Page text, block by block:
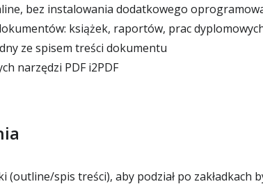
bez instalowania dodatkowego
książek, raportów, prac
ze spisem treści dokumentu
narzędzi PDF i2PDF
(outline/spis treści), aby podział po zakładkach